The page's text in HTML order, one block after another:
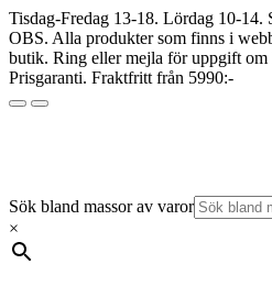
Tisdag-Fredag 13-18. Lördag 10-14.
OBS. Alla produkter som finns i
butik. Ring eller mejla för uppgift om
Prisgaranti. Fraktfritt från 5990:-
Sök bland massor av varor
×